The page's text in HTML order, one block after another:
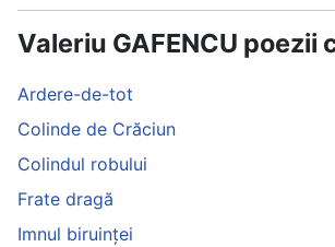
Valeriu GAFENCU poezii
Ardere-de-tot
Colinde de Crăciun
Colindul robului
Frate dragă
Imnul biruinței